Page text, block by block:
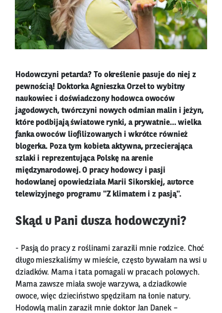
Hodowczyni petarda? To określenie pasuje do niej z
pewnością! Doktorka Agnieszka Orzeł to wybitny
naukowiec i doświadczony hodowca owoców
jagodowych, twórczyni nowych odmian malin i jeżyn,
które podbijają światowe rynki, a prywatnie… wielka
fanka owoców liofilizowanych i wkrótce również
blogerka. Poza tym kobieta aktywna, przecierająca
szlaki i reprezentująca Polskę na arenie
międzynarodowej. O pracy hodowcy i pasji
hodowlanej opowiedziała Marii Sikorskiej, autorce
telewizyjnego programu "Z klimatem i z pasją".
Skąd u Pani dusza hodowczyni?
- Pasją do pracy z roślinami zarazili mnie rodzice. Choć
długo mieszkaliśmy w mieście, często bywałam na wsi u
dziadków. Mama i tata pomagali w pracach polowych.
Mama zawsze miała swoje warzywa, a dziadkowie
owoce, więc dzieciństwo spędziłam na łonie natury.
Hodowlą malin zaraził mnie doktor Jan Danek –